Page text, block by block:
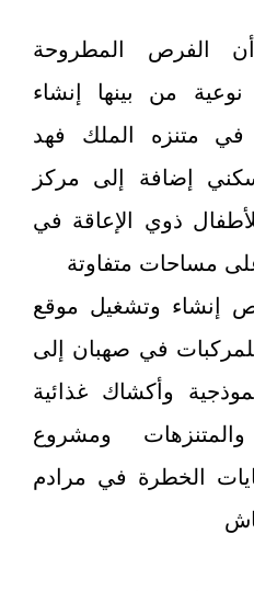
أن الفرص المطروحة
من بينها إنشاء
في متنزه الملك فهد
إضافة إلى مركز
ذوي الإعاقة في
مساحات متفاوتة
إنشاء وتشغيل موقع
في صهبان إلى
وأكشاك غذائية
ومشروع
الخطرة في مرادم